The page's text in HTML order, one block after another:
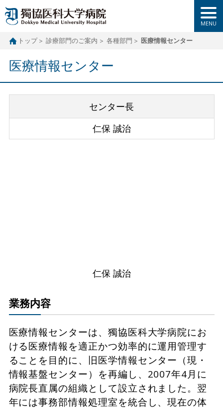
トップ 診療部門のご案内 各種部門 医療情報センター
医療情報センター
センター長
仁保 誠治
仁保 誠治
業務内容
医療情報センターは、獨協医科大学病院にお
ける医療情報を適正かつ効率的に運用管理す
ることを目的に、旧医学情報センター（現・
情報基盤センター）を再編し、2007年4月に
病院長直属の組織として設立されました。翌
年には事務部情報処理室を統合し、現在の体